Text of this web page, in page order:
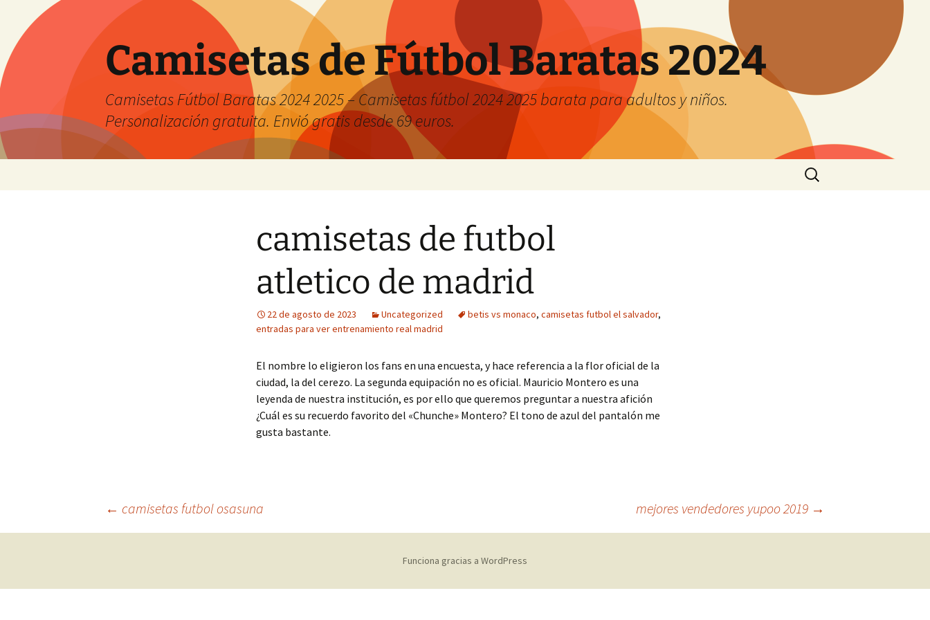
Camisetas de Fútbol Baratas 2024
Camisetas Fútbol Baratas 2024 2025 – Camisetas fútbol 2024 2025 barata para adultos y niños.
Personalización gratuita. Envió gratis desde 69 euros.
Buscar:
camisetas de futbol
atletico de madrid
22 de agosto de 2023 Uncategorized betis vs monaco, camisetas futbol el salvador,
entradas para ver entrenamiento real madrid
El nombre lo eligieron los fans en una encuesta, y hace referencia a la flor oficial de la
ciudad, la del cerezo. La segunda equipación no es oficial. Mauricio Montero es una
leyenda de nuestra institución, es por ello que queremos preguntar a nuestra afición
¿Cuál es su recuerdo favorito del «Chunche» Montero? El tono de azul del pantalón me
gusta bastante.
Navegación
← camisetas futbol osasuna mejores vendedores yupoo 2019 →
Funciona gracias a WordPress